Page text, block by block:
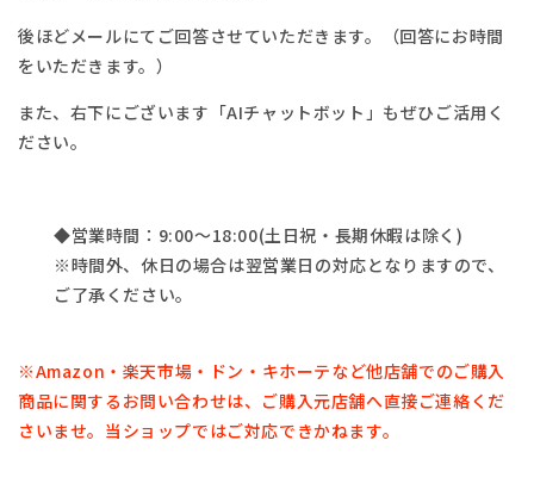
後ほどメールにてご回答させていただきます。（回答にお時間
をいただきます。）
また、右下にございます「AIチャットボット」もぜひご活用く
ださい。
◆営業時間：9:00～18:00(土日祝・長期休暇は除く)
※時間外、休日の場合は翌営業日の対応となりますので、
ご了承ください。
※Amazon・楽天市場・ ドン・キホーテなど他店舗でのご購入
商品に関するお問い合わせは、 ご購入元店舗へ直接ご連絡くだ
さいませ。 当ショップではご対応できかねます。